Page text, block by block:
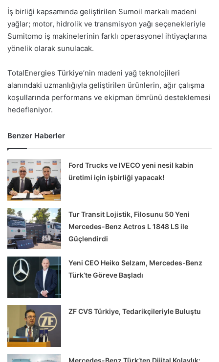
İş birliği kapsamında geliştirilen Sumoil markalı madeni
yağlar; motor, hidrolik ve transmisyon yağı seçenekleriyle
Sumitomo iş makinelerinin farklı operasyonel ihtiyaçlarına
yönelik olarak sunulacak.
TotalEnergies Türkiye’nin madeni yağ teknolojileri
alanındaki uzmanlığıyla geliştirilen ürünlerin, ağır çalışma
koşullarında performans ve ekipman ömrünü desteklemesi
hedefleniyor.
Benzer Haberler
Ford Trucks ve IVECO yeni nesil kabin
üretimi için işbirliği yapacak!
Tur Transit Lojistik, Filosunu 50 Yeni
Mercedes-Benz Actros L 1848 LS ile
Güçlendirdi
Yeni CEO Heiko Selzam, Mercedes-Benz
Türk’te Göreve Başladı
ZF CVS Türkiye, Tedarikçileriyle Buluştu
Mercedes-Benz Türk’ten Dijital Kolaylık: